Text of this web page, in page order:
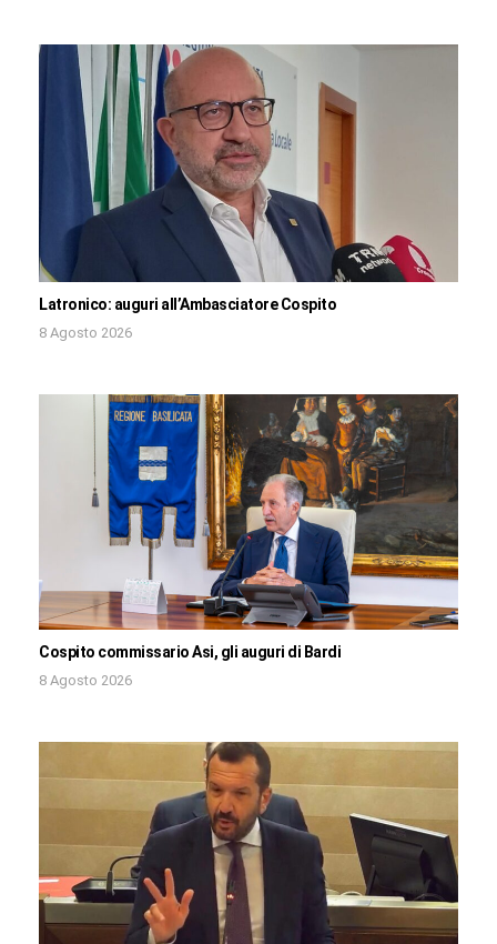
Latronico: auguri all’Ambasciatore Cospito
8 Agosto 2026
Cospito commissario Asi, gli auguri di Bardi
8 Agosto 2026